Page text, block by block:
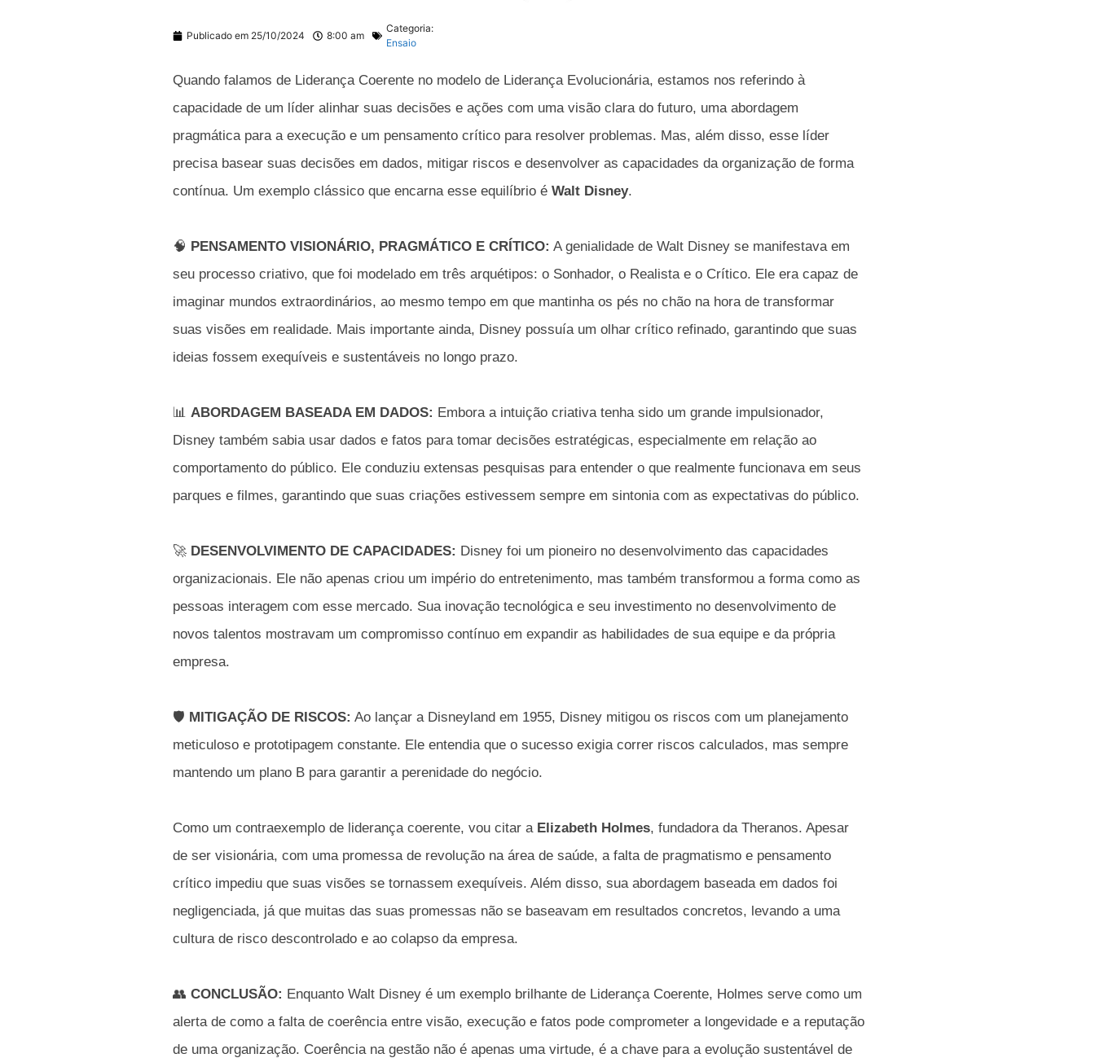
Publicado em 25/10/2024 8:00 am
Categoria:
Ensaio
Quando falamos de Liderança Coerente no modelo de Liderança Evolucionária, estamos nos referindo à
capacidade de um líder alinhar suas decisões e ações com uma visão clara do futuro, uma abordagem
pragmática para a execução e um pensamento crítico para resolver problemas. Mas, além disso, esse líder
precisa basear suas decisões em dados, mitigar riscos e desenvolver as capacidades da organização de forma
contínua. Um exemplo clássico que encarna esse equilíbrio é Walt Disney.
🧠 PENSAMENTO VISIONÁRIO, PRAGMÁTICO E CRÍTICO: A genialidade de Walt Disney se manifestava em
seu processo criativo, que foi modelado em três arquétipos: o Sonhador, o Realista e o Crítico. Ele era capaz de
imaginar mundos extraordinários, ao mesmo tempo em que mantinha os pés no chão na hora de transformar
suas visões em realidade. Mais importante ainda, Disney possuía um olhar crítico refinado, garantindo que suas
ideias fossem exequíveis e sustentáveis no longo prazo.
📊 ABORDAGEM BASEADA EM DADOS: Embora a intuição criativa tenha sido um grande impulsionador,
Disney também sabia usar dados e fatos para tomar decisões estratégicas, especialmente em relação ao
comportamento do público. Ele conduziu extensas pesquisas para entender o que realmente funcionava em seus
parques e filmes, garantindo que suas criações estivessem sempre em sintonia com as expectativas do público.
🚀 DESENVOLVIMENTO DE CAPACIDADES: Disney foi um pioneiro no desenvolvimento das capacidades
organizacionais. Ele não apenas criou um império do entretenimento, mas também transformou a forma como as
pessoas interagem com esse mercado. Sua inovação tecnológica e seu investimento no desenvolvimento de
novos talentos mostravam um compromisso contínuo em expandir as habilidades de sua equipe e da própria
empresa.
🛡 MITIGAÇÃO DE RISCOS: Ao lançar a Disneyland em 1955, Disney mitigou os riscos com um planejamento
meticuloso e prototipagem constante. Ele entendia que o sucesso exigia correr riscos calculados, mas sempre
mantendo um plano B para garantir a perenidade do negócio.
Como um contraexemplo de liderança coerente, vou citar a Elizabeth Holmes, fundadora da Theranos. Apesar
de ser visionária, com uma promessa de revolução na área de saúde, a falta de pragmatismo e pensamento
crítico impediu que suas visões se tornassem exequíveis. Além disso, sua abordagem baseada em dados foi
negligenciada, já que muitas das suas promessas não se baseavam em resultados concretos, levando a uma
cultura de risco descontrolado e ao colapso da empresa.
👥 CONCLUSÃO: Enquanto Walt Disney é um exemplo brilhante de Liderança Coerente, Holmes serve como um
alerta de como a falta de coerência entre visão, execução e fatos pode comprometer a longevidade e a reputação
de uma organização. Coerência na gestão não é apenas uma virtude, é a chave para a evolução sustentável de